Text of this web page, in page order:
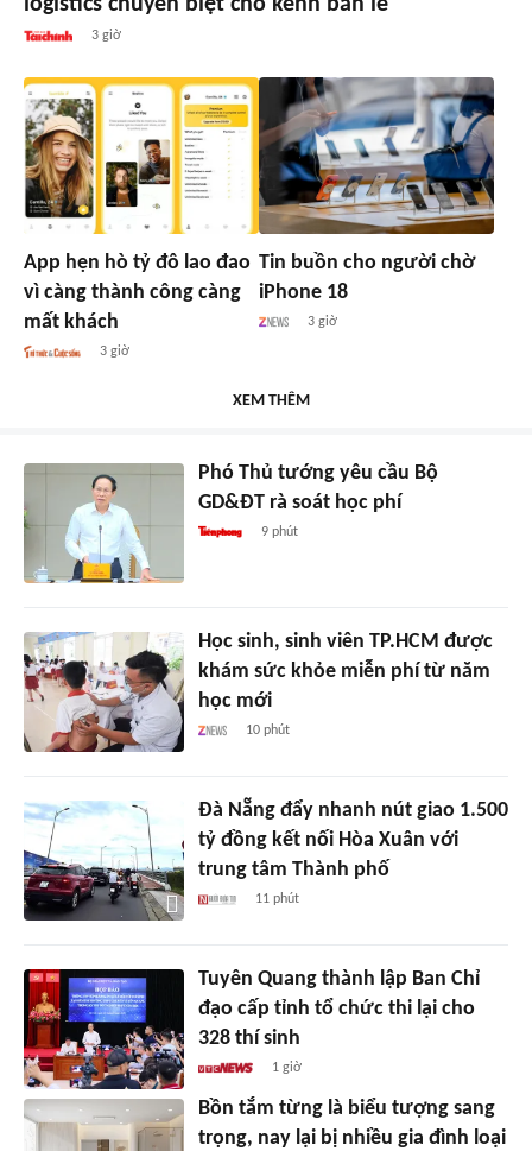
3 giờ
App hẹn hò tỷ đô lao đao
vì càng thành công càng
mất khách
3 giờ
Tin buồn cho người chờ
iPhone 18
3 giờ
XEM THÊM
Phó Thủ tướng yêu cầu Bộ
GD&ĐT rà soát học phí
9 phút
Học sinh, sinh viên TP.HCM được
khám sức khỏe miễn phí từ năm
học mới
10 phút
Đà Nẵng đẩy nhanh nút giao 1.500
tỷ đồng kết nối Hòa Xuân với
trung tâm Thành phố
11 phút
Tuyên Quang thành lập Ban Chỉ
đạo cấp tỉnh tổ chức thi lại cho
328 thí sinh
1 giờ
Bồn tắm từng là biểu tượng sang
trọng, nay lại bị nhiều gia đình loại